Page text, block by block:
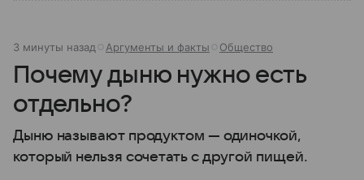
3 минуты назад Аргументы и факты Общество
Почему дыню нужно есть
отдельно?
Дыню называют продуктом — одиночкой,
который нельзя сочетать с другой пищей.